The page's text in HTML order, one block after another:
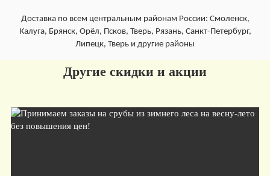
Доставка по всем центральным районам России: Смоленск,
Калуга, Брянск, Орёл, Псков, Тверь, Рязань, Санкт-Петербург,
Липецк, Тверь и другие районы
Другие скидки и акции